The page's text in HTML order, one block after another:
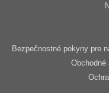
Bezpečnostné pokyny pre
Obchodné